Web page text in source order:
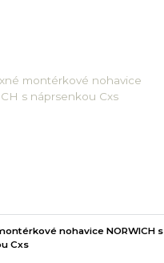
nohavice NORWICH s
Cxs